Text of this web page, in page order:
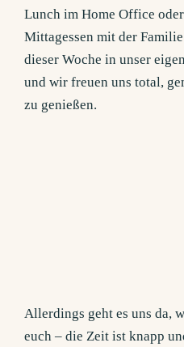
Lunch im Home Office
Mittagessen mit der
dieser Woche in unser
und wir freuen uns total,
zu genießen.
Allerdings geht es uns da,
euch – die Zeit ist knapp